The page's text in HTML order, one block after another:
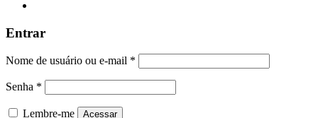
Entrar
Nome de usuário ou e-mail *
Senha *
Lembre-me Acessar